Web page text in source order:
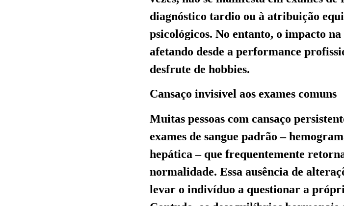
diagnóstico tardio ou à atribuição
psicológicos. No entanto, o impacto
afetando desde a performance
desfrute de hobbies.
Cansaço invisível aos exames comuns
Muitas pessoas com cansaço
exames de sangue padrão –
hepática – que frequentemente
normalidade. Essa ausência de
levar o indivíduo a questionar a